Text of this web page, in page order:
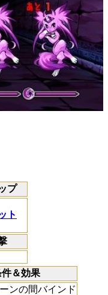
プ
ト
＆効果
ンの間バインド